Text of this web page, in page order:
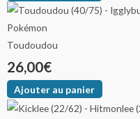
Toudoudou
26,00€
Ajouter au panier